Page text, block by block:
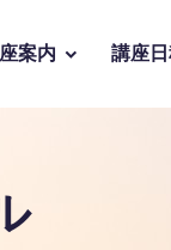
案内 講座